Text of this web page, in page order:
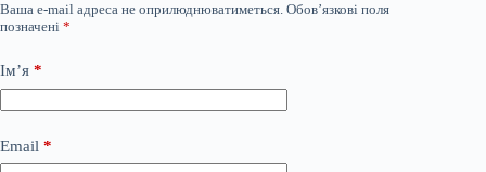
Ваша e-mail адреса не оприлюднюватиметься. Обов’язкові поля
позначені *
Ім’я *
Email *